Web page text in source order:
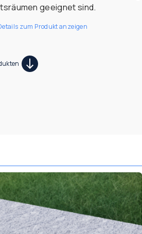
geeignet sind.
zum Produkt anzeigen